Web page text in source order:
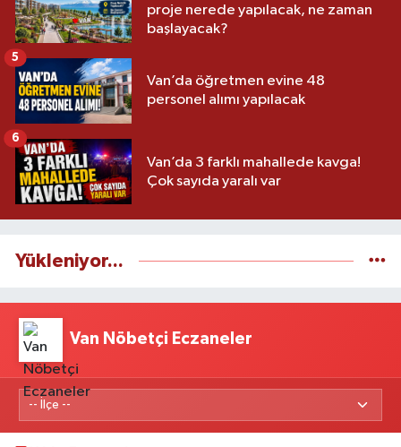
proje nerede yapılacak, ne zaman
başlayacak?
Van’da öğretmen evine 48
personel alımı yapılacak
5
Van’da 3 farklı mahallede kavga!
Çok sayıda yaralı var
6
Yükleniyor...
Van Nöbetçi Eczaneler